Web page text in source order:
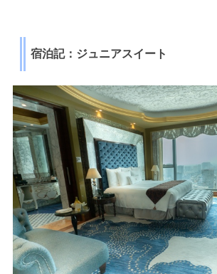
宿泊記：ジュニアスイート